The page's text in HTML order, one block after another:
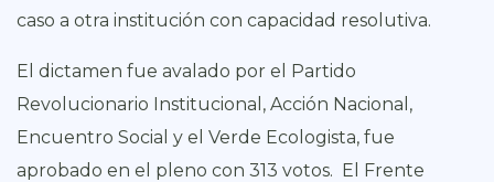
caso a otra institución con capacidad resolutiva.
El dictamen fue avalado por el Partido
Revolucionario Institucional, Acción Nacional,
Encuentro Social y el Verde Ecologista, fue
aprobado en el pleno con 313 votos. El Frente